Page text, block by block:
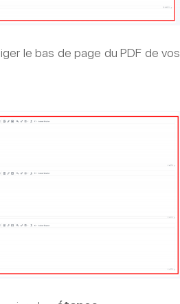
le bas de page du PDF de vos